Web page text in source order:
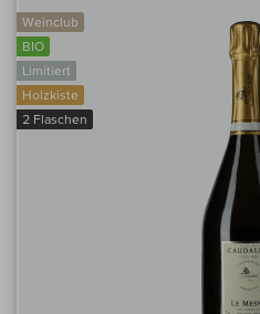
Weinclub
BIO
Limitiert
Holzkiste
2 Flaschen